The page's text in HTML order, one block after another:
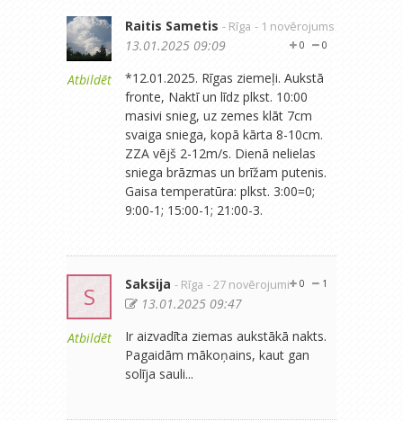
Atbildēt
Raitis Sametis - Rīga - 1 novērojums
0
0
13.01.2025 09:09
*12.01.2025. Rīgas ziemeļi. Aukstā
fronte, Naktī un līdz plkst. 10:00
masivi snieg, uz zemes klāt 7cm
svaiga sniega, kopā kārta 8-10cm.
ZZA vējš 2-12m/s. Dienā nelielas
sniega brāzmas un brīžam putenis.
Gaisa temperatūra: plkst. 3:00=0;
9:00-1; 15:00-1; 21:00-3.
S
Atbildēt
Saksija - Rīga - 27 novērojumi 1
0
13.01.2025 09:47
Ir aizvadīta ziemas aukstākā nakts.
Pagaidām mākoņains, kaut gan
solīja sauli...